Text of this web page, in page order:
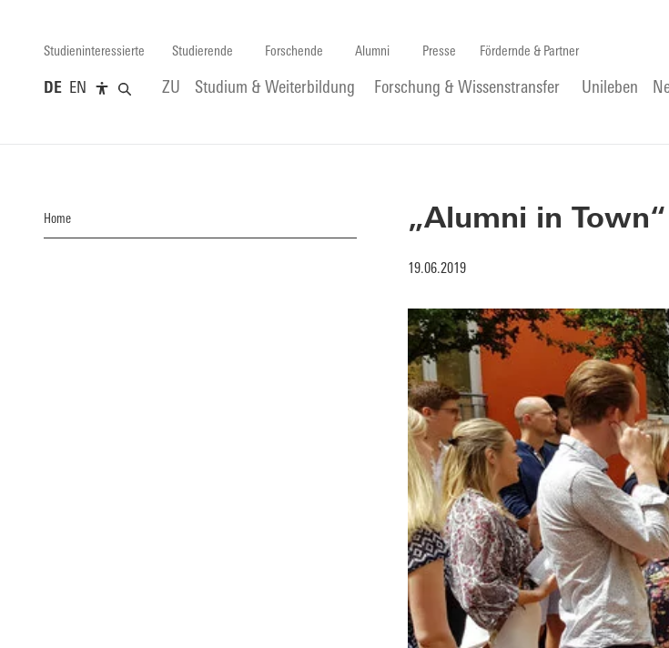
Studieninteressierte Studierende Forschende Alumni Presse Fördernde & Partner
DE EN ZU Studium & Weiterbildung Forschung & Wissenstransfer Unileben
Home „Alumni in
19.06.2019